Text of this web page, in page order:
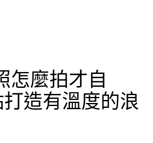
怎麼拍才自
造有溫度的浪